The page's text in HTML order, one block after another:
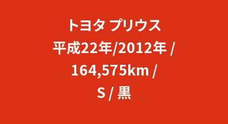
トヨタ プリウス
平成22年/2012年 /
164,575km /
S / 黒